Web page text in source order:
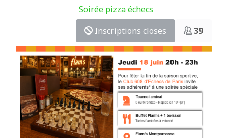
Soirée pizza échecs
Inscriptions closes
39